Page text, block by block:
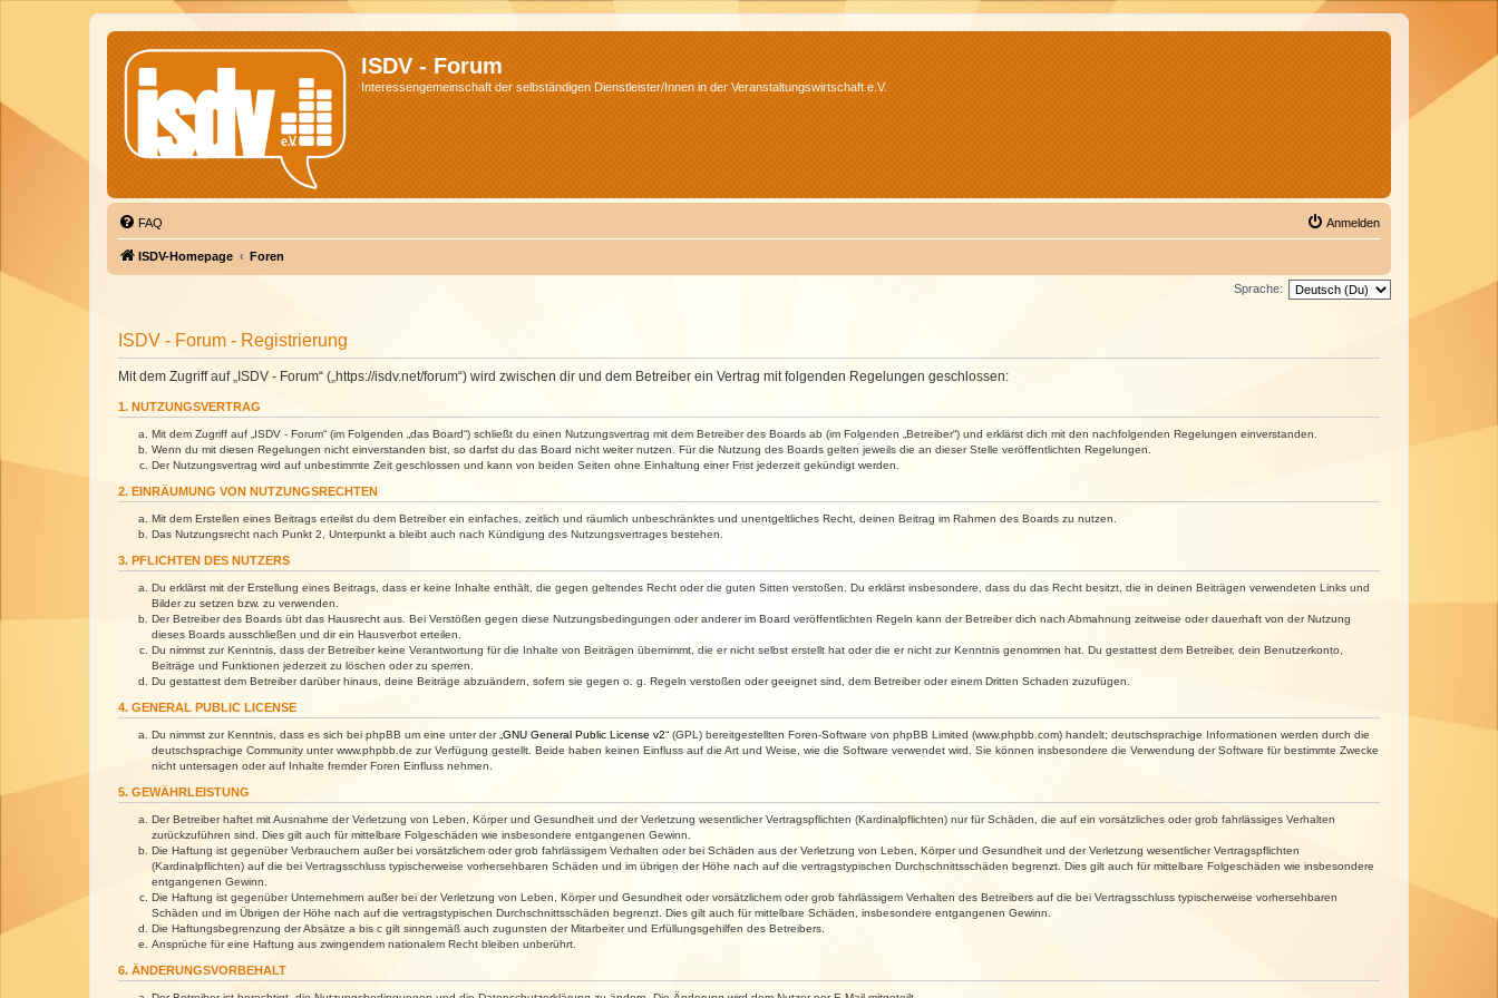
ISDV - Forum
Interessengemeinschaft der selbständigen Dienstleister/Innen in der Veranstaltungswirtschaft e.V.
FAQ Anmelden
ISDV-Homepage Foren
Sprache:
ISDV - Forum - Registrierung
Mit dem Zugriff auf „ISDV - Forum“ („https://isdv.net/forum“) wird zwischen dir und dem Betreiber ein Vertrag mit folgenden Regelungen geschlossen:
1. NUTZUNGSVERTRAG
Mit dem Zugriff auf „ISDV - Forum“ (im Folgenden „das Board“) schließt du einen Nutzungsvertrag mit dem Betreiber des Boards ab (im Folgenden „Betreiber“) und erklärst dich mit den nachfolgenden Regelungen einverstanden.
Wenn du mit diesen Regelungen nicht einverstanden bist, so darfst du das Board nicht weiter nutzen. Für die Nutzung des Boards gelten jeweils die an dieser Stelle veröffentlichten Regelungen.
Der Nutzungsvertrag wird auf unbestimmte Zeit geschlossen und kann von beiden Seiten ohne Einhaltung einer Frist jederzeit gekündigt werden.
2. EINRÄUMUNG VON NUTZUNGSRECHTEN
Mit dem Erstellen eines Beitrags erteilst du dem Betreiber ein einfaches, zeitlich und räumlich unbeschränktes und unentgeltliches Recht, deinen Beitrag im Rahmen des Boards zu nutzen.
Das Nutzungsrecht nach Punkt 2, Unterpunkt a bleibt auch nach Kündigung des Nutzungsvertrages bestehen.
3. PFLICHTEN DES NUTZERS
Du erklärst mit der Erstellung eines Beitrags, dass er keine Inhalte enthält, die gegen geltendes Recht oder die guten Sitten verstoßen. Du erklärst insbesondere, dass du das Recht besitzt, die in deinen Beiträgen verwendeten Links und
Bilder zu setzen bzw. zu verwenden.
Der Betreiber des Boards übt das Hausrecht aus. Bei Verstößen gegen diese Nutzungsbedingungen oder anderer im Board veröffentlichten Regeln kann der Betreiber dich nach Abmahnung zeitweise oder dauerhaft von der Nutzung
dieses Boards ausschließen und dir ein Hausverbot erteilen.
Du nimmst zur Kenntnis, dass der Betreiber keine Verantwortung für die Inhalte von Beiträgen übernimmt, die er nicht selbst erstellt hat oder die er nicht zur Kenntnis genommen hat. Du gestattest dem Betreiber, dein Benutzerkonto,
Beiträge und Funktionen jederzeit zu löschen oder zu sperren.
Du gestattest dem Betreiber darüber hinaus, deine Beiträge abzuändern, sofern sie gegen o. g. Regeln verstoßen oder geeignet sind, dem Betreiber oder einem Dritten Schaden zuzufügen.
4. GENERAL PUBLIC LICENSE
Du nimmst zur Kenntnis, dass es sich bei phpBB um eine unter der „ GNU General Public License v2“ (GPL) bereitgestellten Foren-Software von phpBB Limited (www.phpbb.com) handelt; deutschsprachige Informationen werden durch die
deutschsprachige Community unter www.phpbb.de zur Verfügung gestellt. Beide haben keinen Einfluss auf die Art und Weise, wie die Software verwendet wird. Sie können insbesondere die Verwendung der Software für bestimmte Zwecke
nicht untersagen oder auf Inhalte fremder Foren Einfluss nehmen.
5. GEWÄHRLEISTUNG
Der Betreiber haftet mit Ausnahme der Verletzung von Leben, Körper und Gesundheit und der Verletzung wesentlicher Vertragspflichten (Kardinalpflichten) nur für Schäden, die auf ein vorsätzliches oder grob fahrlässiges Verhalten
zurückzuführen sind. Dies gilt auch für mittelbare Folgeschäden wie insbesondere entgangenen Gewinn.
Die Haftung ist gegenüber Verbrauchern außer bei vorsätzlichem oder grob fahrlässigem Verhalten oder bei Schäden aus der Verletzung von Leben, Körper und Gesundheit und der Verletzung wesentlicher Vertragspflichten
(Kardinalpflichten) auf die bei Vertragsschluss typischerweise vorhersehbaren Schäden und im übrigen der Höhe nach auf die vertragstypischen Durchschnittsschäden begrenzt. Dies gilt auch für mittelbare Folgeschäden wie insbesondere
entgangenen Gewinn.
Die Haftung ist gegenüber Unternehmern außer bei der Verletzung von Leben, Körper und Gesundheit oder vorsätzlichem oder grob fahrlässigem Verhalten des Betreibers auf die bei Vertragsschluss typischerweise vorhersehbaren
Schäden und im Übrigen der Höhe nach auf die vertragstypischen Durchschnittsschäden begrenzt. Dies gilt auch für mittelbare Schäden, insbesondere entgangenen Gewinn.
Die Haftungsbegrenzung der Absätze a bis c gilt sinngemäß auch zugunsten der Mitarbeiter und Erfüllungsgehilfen des Betreibers.
Ansprüche für eine Haftung aus zwingendem nationalem Recht bleiben unberührt.
6. ÄNDERUNGSVORBEHALT